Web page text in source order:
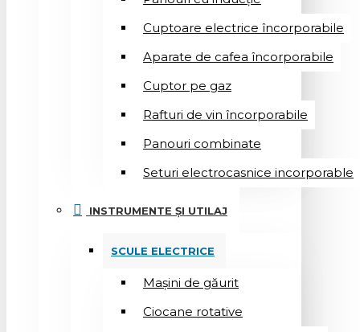
Cuptoare electrice încorporabile
Aparate de cafea încorporabile
Cuptor pe gaz
Rafturi de vin încorporabile
Panouri combinate
Seturi electrocasnice incorporable
INSTRUMENTE ȘI UTILAJ
SCULE ELECTRICE
Mașini de găurit
Ciocane rotative